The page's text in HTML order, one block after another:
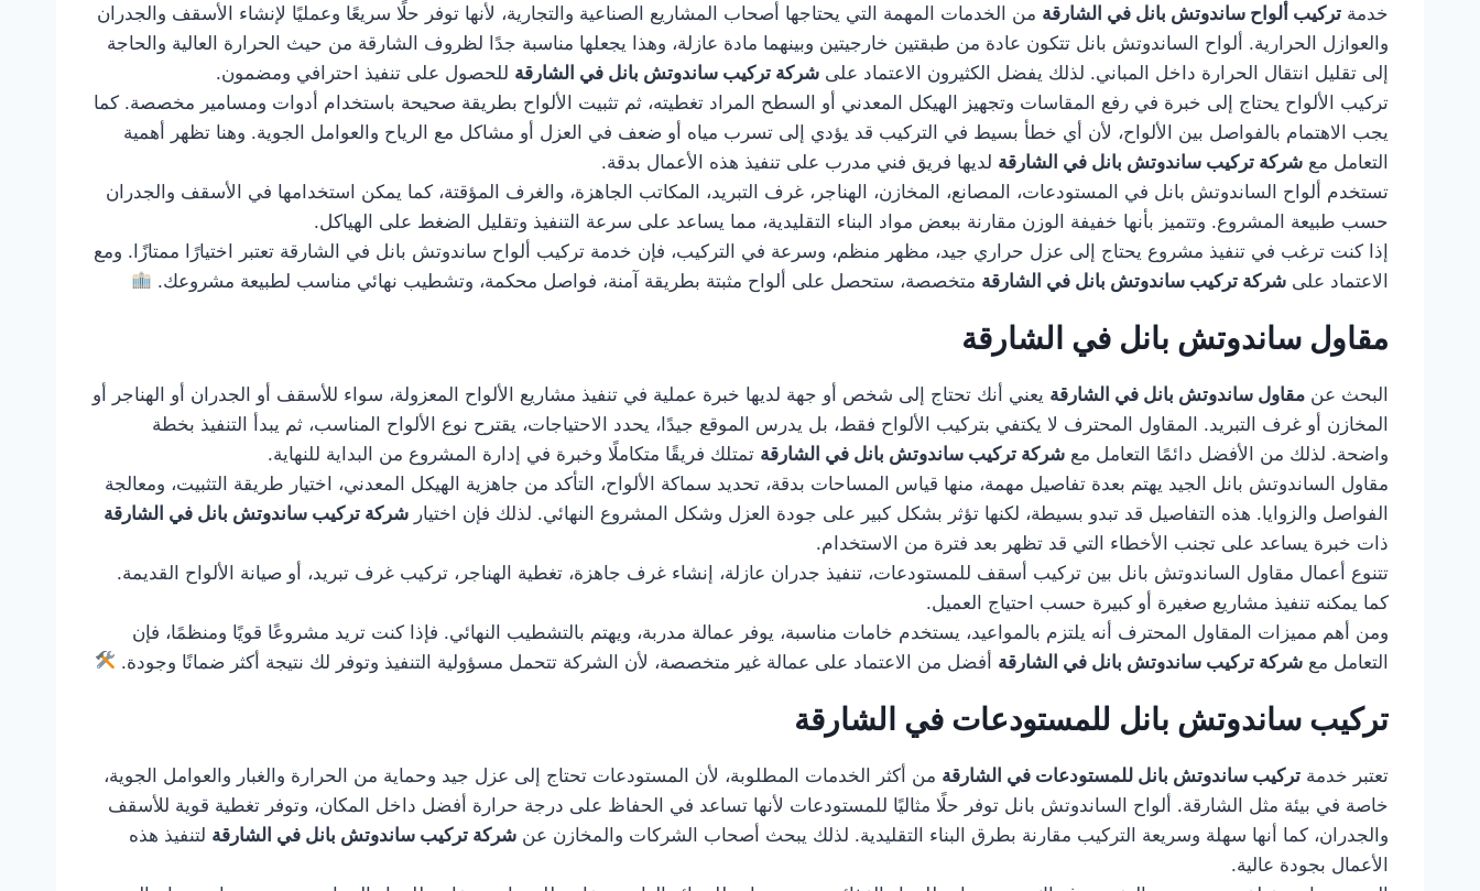
خدمة تركيب ألواح ساندوتش بانل في الشارقة من الخدمات المهمة التي يحتاجها أصحاب المشاريع الصناعية والتجارية، لأنها توفر حلًا سريعًا وعمليًا لإنشاء الأسقف والجدران
والعوازل الحرارية. ألواح الساندوتش بانل تتكون عادة من طبقتين خارجيتين وبينهما مادة عازلة، وهذا يجعلها مناسبة جدًا لظروف الشارقة من حيث الحرارة العالية والحاجة
إلى تقليل انتقال الحرارة داخل المباني. لذلك يفضل الكثيرون الاعتماد على شركة تركيب ساندوتش بانل في الشارقة للحصول على تنفيذ احترافي ومضمون.
تركيب الألواح يحتاج إلى خبرة في رفع المقاسات وتجهيز الهيكل المعدني أو السطح المراد تغطيته، ثم تثبيت الألواح بطريقة صحيحة باستخدام أدوات ومسامير مخصصة. كما
يجب الاهتمام بالفواصل بين الألواح، لأن أي خطأ بسيط في التركيب قد يؤدي إلى تسرب مياه أو ضعف في العزل أو مشاكل مع الرياح والعوامل الجوية. وهنا تظهر أهمية
التعامل مع شركة تركيب ساندوتش بانل في الشارقة لديها فريق فني مدرب على تنفيذ هذه الأعمال بدقة.
تستخدم ألواح الساندوتش بانل في المستودعات، المصانع، المخازن، الهناجر، غرف التبريد، المكاتب الجاهزة، والغرف المؤقتة، كما يمكن استخدامها في الأسقف والجدران
حسب طبيعة المشروع. وتتميز بأنها خفيفة الوزن مقارنة ببعض مواد البناء التقليدية، مما يساعد على سرعة التنفيذ وتقليل الضغط على الهياكل.
إذا كنت ترغب في تنفيذ مشروع يحتاج إلى عزل حراري جيد، مظهر منظم، وسرعة في التركيب، فإن خدمة تركيب ألواح ساندوتش بانل في الشارقة تعتبر اختيارًا ممتازًا. ومع
الاعتماد على شركة تركيب ساندوتش بانل في الشارقة متخصصة، ستحصل على ألواح مثبتة بطريقة آمنة، فواصل محكمة، وتشطيب نهائي مناسب لطبيعة مشروعك.
مقاول ساندوتش بانل في الشارقة
البحث عن مقاول ساندوتش بانل في الشارقة يعني أنك تحتاج إلى شخص أو جهة لديها خبرة عملية في تنفيذ مشاريع الألواح المعزولة، سواء للأسقف أو الجدران أو الهناجر أو
المخازن أو غرف التبريد. المقاول المحترف لا يكتفي بتركيب الألواح فقط، بل يدرس الموقع جيدًا، يحدد الاحتياجات، يقترح نوع الألواح المناسب، ثم يبدأ التنفيذ بخطة
واضحة. لذلك من الأفضل دائمًا التعامل مع شركة تركيب ساندوتش بانل في الشارقة تمتلك فريقًا متكاملًا وخبرة في إدارة المشروع من البداية للنهاية.
مقاول الساندوتش بانل الجيد يهتم بعدة تفاصيل مهمة، منها قياس المساحات بدقة، تحديد سماكة الألواح، التأكد من جاهزية الهيكل المعدني، اختيار طريقة التثبيت، ومعالجة
الفواصل والزوايا. هذه التفاصيل قد تبدو بسيطة، لكنها تؤثر بشكل كبير على جودة العزل وشكل المشروع النهائي. لذلك فإن اختيار شركة تركيب ساندوتش بانل في الشارقة
ذات خبرة يساعد على تجنب الأخطاء التي قد تظهر بعد فترة من الاستخدام.
تتنوع أعمال مقاول الساندوتش بانل بين تركيب أسقف للمستودعات، تنفيذ جدران عازلة، إنشاء غرف جاهزة، تغطية الهناجر، تركيب غرف تبريد، أو صيانة الألواح القديمة.
كما يمكنه تنفيذ مشاريع صغيرة أو كبيرة حسب احتياج العميل.
ومن أهم مميزات المقاول المحترف أنه يلتزم بالمواعيد، يستخدم خامات مناسبة، يوفر عمالة مدربة، ويهتم بالتشطيب النهائي. فإذا كنت تريد مشروعًا قويًا ومنظمًا، فإن
التعامل مع شركة تركيب ساندوتش بانل في الشارقة أفضل من الاعتماد على عمالة غير متخصصة، لأن الشركة تتحمل مسؤولية التنفيذ وتوفر لك نتيجة أكثر ضمانًا وجودة.
تركيب ساندوتش بانل للمستودعات في الشارقة
تعتبر خدمة تركيب ساندوتش بانل للمستودعات في الشارقة من أكثر الخدمات المطلوبة، لأن المستودعات تحتاج إلى عزل جيد وحماية من الحرارة والغبار والعوامل الجوية،
خاصة في بيئة مثل الشارقة. ألواح الساندوتش بانل توفر حلًا مثاليًا للمستودعات لأنها تساعد في الحفاظ على درجة حرارة أفضل داخل المكان، وتوفر تغطية قوية للأسقف
والجدران، كما أنها سهلة وسريعة التركيب مقارنة بطرق البناء التقليدية. لذلك يبحث أصحاب الشركات والمخازن عن شركة تركيب ساندوتش بانل في الشارقة لتنفيذ هذه
الأعمال بجودة عالية.